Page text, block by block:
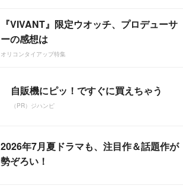
『VIVANT』限定ウオッチ、プロデューサ
ーの感想は
オリコンタイアップ特集
自販機にピッ！ですぐに買えちゃう
（PR）ジハンピ
2026年7月夏ドラマも、注目作＆話題作が
勢ぞろい！